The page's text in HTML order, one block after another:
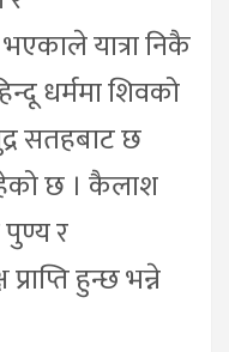
यात्रा निकै
धर्ममा शिवको
सतहबाट छ
छ । कैलाश
पुण्य र
हुन्छ भन्ने